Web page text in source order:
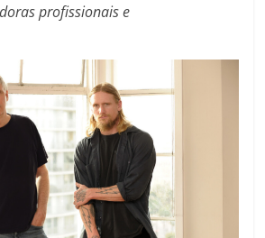
profissionais e